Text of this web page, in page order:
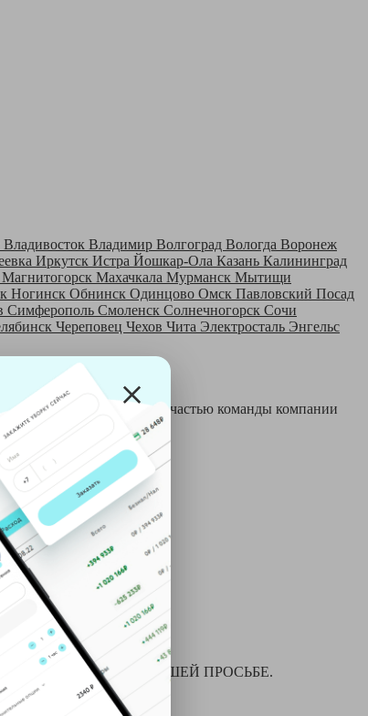
Владивосток Владимир Волгоград Вологда Воронеж
Иркутск Истра Йошкар-Ола Казань Калининград
Магнитогорск Махачкала Мурманск Мытищи
Ногинск Обнинск Одинцово Омск Павловский Посад
Симферополь Смоленск Солнечногорск Сочи
Череповец Чехов Чита Электросталь Энгельс
после этого становятся частью команды компании
и многое другое ПО ВАШЕЙ ПРОСЬБЕ.